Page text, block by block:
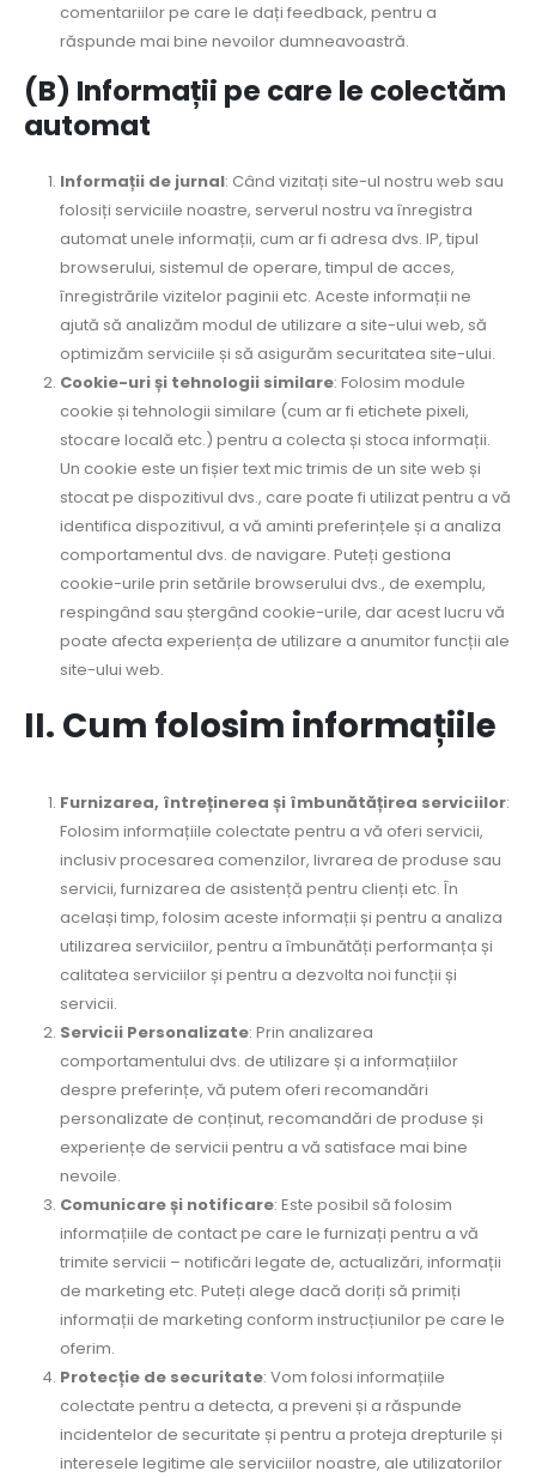
comentariilor pe care le dați feedback, pentru a
răspunde mai bine nevoilor dumneavoastră.
(B) Informații pe care le colectăm
automat
Informații de jurnal: Când vizitați site-ul nostru web sau
folosiți serviciile noastre, serverul nostru va înregistra
automat unele informații, cum ar fi adresa dvs. IP, tipul
browserului, sistemul de operare, timpul de acces,
înregistrările vizitelor paginii etc. Aceste informații ne
ajută să analizăm modul de utilizare a site-ului web, să
optimizăm serviciile și să asigurăm securitatea site-ului.
Cookie-uri și tehnologii similare: Folosim module
cookie și tehnologii similare (cum ar fi etichete pixeli,
stocare locală etc.) pentru a colecta și stoca informații.
Un cookie este un fișier text mic trimis de un site web și
stocat pe dispozitivul dvs., care poate fi utilizat pentru a vă
identifica dispozitivul, a vă aminti preferințele și a analiza
comportamentul dvs. de navigare. Puteți gestiona
cookie-urile prin setările browserului dvs., de exemplu,
respingând sau ștergând cookie-urile, dar acest lucru vă
poate afecta experiența de utilizare a anumitor funcții ale
site-ului web.
II. Cum folosim informațiile
Furnizarea, întreținerea și îmbunătățirea serviciilor:
Folosim informațiile colectate pentru a vă oferi servicii,
inclusiv procesarea comenzilor, livrarea de produse sau
servicii, furnizarea de asistență pentru clienți etc. În
același timp, folosim aceste informații și pentru a analiza
utilizarea serviciilor, pentru a îmbunătăți performanța și
calitatea serviciilor și pentru a dezvolta noi funcții și
servicii.
Servicii Personalizate: Prin analizarea
comportamentului dvs. de utilizare și a informațiilor
despre preferințe, vă putem oferi recomandări
personalizate de conținut, recomandări de produse și
experiențe de servicii pentru a vă satisface mai bine
nevoile.
Comunicare și notificare: Este posibil să folosim
informațiile de contact pe care le furnizați pentru a vă
trimite servicii – notificări legate de, actualizări, informații
de marketing etc. Puteți alege dacă doriți să primiți
informații de marketing conform instrucțiunilor pe care le
oferim.
Protecție de securitate: Vom folosi informațiile
colectate pentru a detecta, a preveni și a răspunde
incidentelor de securitate și pentru a proteja drepturile și
interesele legitime ale serviciilor noastre, ale utilizatorilor